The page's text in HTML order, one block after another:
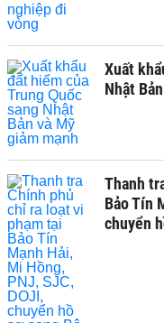
Xuất
Nhật
Thanh
Bảo Tín
chuyển